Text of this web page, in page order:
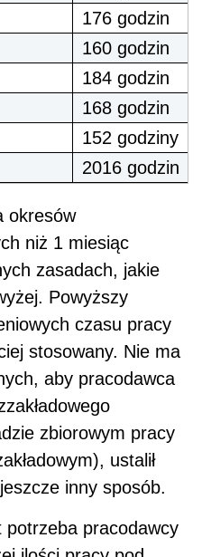
176 godzin
160 godzin
184 godzin
168 godzin
152 godziny
2016 godzin
okresów
niż 1 miesiąc
zasadach, jakie
Powyższy
czasu pracy
stosowany. Nie ma
aby pracodawca
zbiorowym pracy
ustalił
inny sposób.
potrzeba pracodawcy